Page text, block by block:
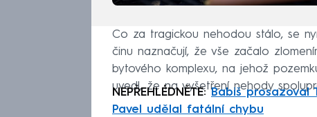
Co za tragickou nehodou stálo, se
činu naznačují, že vše začalo
bytového komplexu, na jehož
uvedl, že na vyšetření nehody
NEPŘEHLÉDNĚTE:Babiš prosazoval
Pavel udělal fatální chybu